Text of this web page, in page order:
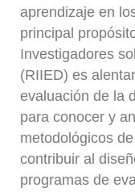
aprendizaje en
principal
Investigadores
(RIIED) es
evaluación de la
para conocer y
metodológicos
contribuir al
programas de